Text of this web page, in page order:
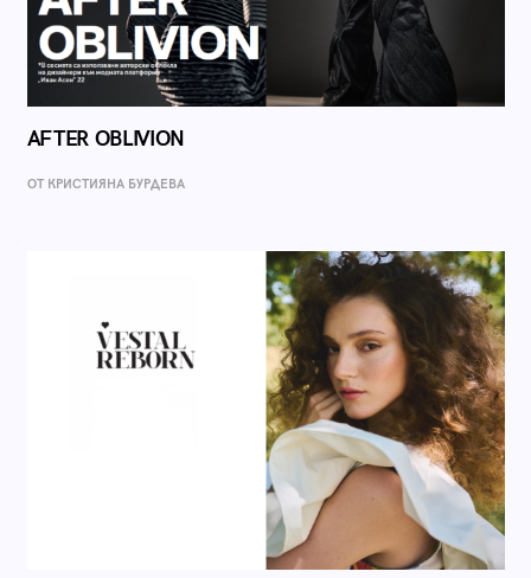
AFTER OBLIVION
ОТ КРИСТИЯНА БУРДЕВА